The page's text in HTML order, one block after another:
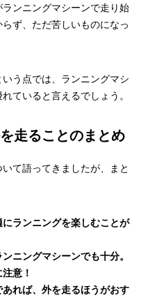
ンニングマシーンで走り始
ず、ただ苦しいものになっ
う点では、ランニングマシ
ていると言えるでしょう。
走ることのまとめ
て語ってきましたが、まと
ランニングを楽しむことが
ニングマシーンでも十分。
意！
れば、外を走るほうがおす